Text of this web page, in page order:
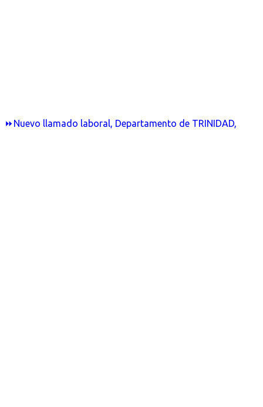
⏩Nuevo llamado laboral, Departamento de TRINIDAD,